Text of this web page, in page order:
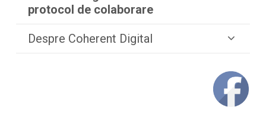
protocol de colaborare
Despre Coherent Digital